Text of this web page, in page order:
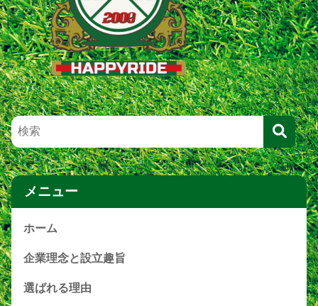
メニュー
ホーム
企業理念と設立趣旨
選ばれる理由